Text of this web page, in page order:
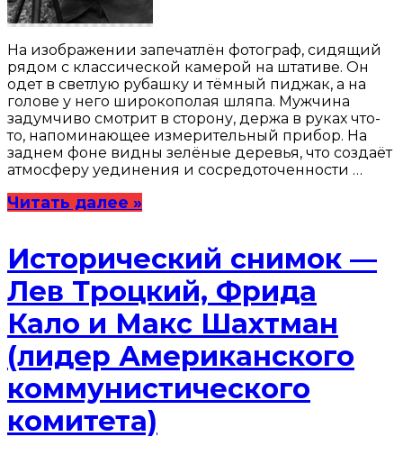
На изображении запечатлён фотограф, сидящий
рядом с классической камерой на штативе. Он
одет в светлую рубашку и тёмный пиджак, а на
голове у него широкополая шляпа. Мужчина
задумчиво смотрит в сторону, держа в руках что-
то, напоминающее измерительный прибор. На
заднем фоне видны зелёные деревья, что создаёт
атмосферу уединения и сосредоточенности …
Читать далее »
Исторический снимок —
Лев Троцкий, Фрида
Кало и Макс Шахтман
(лидер Американского
коммунистического
комитета)